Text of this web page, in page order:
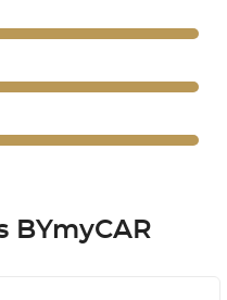
BYmyCAR